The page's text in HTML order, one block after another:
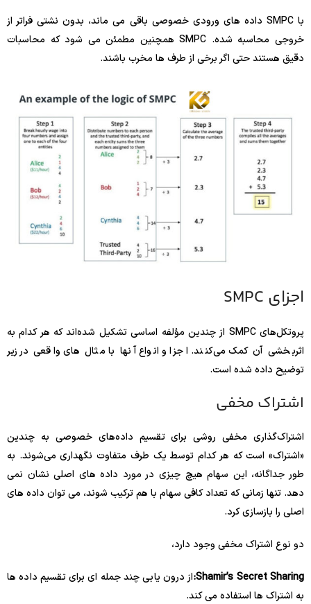
با SMPC داده های ورودی خصوصی باقی می ماند، بدون نشتی فراتر از
خروجی محاسبه شده. SMPC همچنین مطمئن می شود که محاسبات
دقیق هستند حتی اگر برخی از طرف ها مخرب باشند.
اجزای SMPC
پروتکل‌های SMPC از چندین مؤلفه اساسی تشکیل شده‌اند که هر کدام به
اثربخشی آن کمک می‌کنند. اجزا و انواع آنها با مثال های واقعی در زیر
توضیح داده شده است.
اشتراک مخفی
اشتراک‌گذاری مخفی روشی برای تقسیم داده‌های خصوصی به چندین
«اشتراک» است که هر کدام توسط یک طرف متفاوت نگهداری می‌شوند. به
طور جداگانه، این سهام هیچ چیزی در مورد داده های اصلی نشان نمی
دهد. تنها زمانی که تعداد کافی سهام با هم ترکیب شوند، می توان داده های
اصلی را بازسازی کرد.
دو نوع اشتراک مخفی وجود دارد،
Shamir’s Secret Sharing:از درون یابی چند جمله ای برای تقسیم داده ها
به اشتراک ها استفاده می کند.